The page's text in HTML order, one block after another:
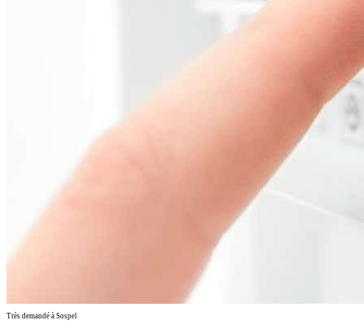
Très demandé à Sospel